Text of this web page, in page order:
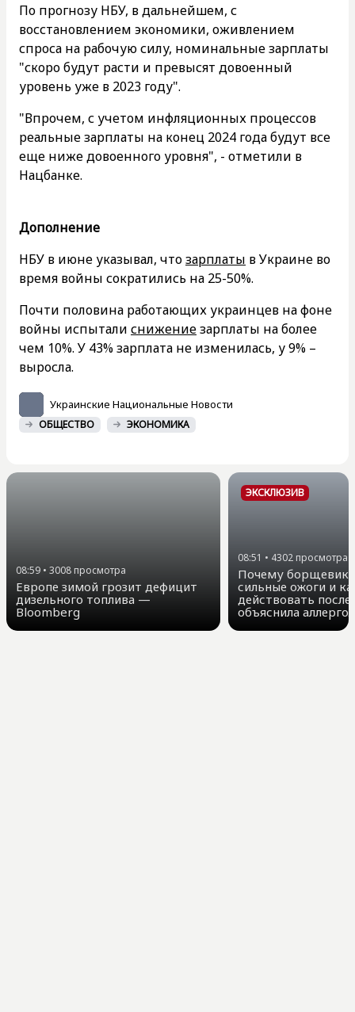
По прогнозу НБУ, в дальнейшем, с
восстановлением экономики, оживлением
спроса на рабочую силу, номинальные зарплаты
"скоро будут расти и превысят довоенный
уровень уже в 2023 году".
"Впрочем, с учетом инфляционных процессов
реальные зарплаты на конец 2024 года будут все
еще ниже довоенного уровня", - отметили в
Нацбанке.
Дополнение
НБУ в июне указывал, чтозарплаты в Украине во
время войны сократились на 25-50%.
Почти половина работающих украинцев на фоне
войны испытали снижениезарплаты на более
чем 10%. У 43% зарплата не изменилась, у 9% –
выросла.
Украинские Национальные Новости
ОБЩЕСТВО ЭКОНОМИКА
08:59 • 3008 просмотра
Европе зимой грозит дефицит
дизельного топлива —
Bloomberg
ЭКСКЛЮЗИВ
08:51 • 4302 просмотра
Почему борщевик
сильные ожоги и
действовать
объяснила